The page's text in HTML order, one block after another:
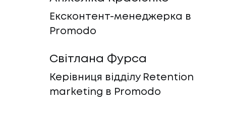
Ексконтент-менеджерка в
Promodo
Світлана Фурса
Керівниця відділу Retention
marketing в Promodo